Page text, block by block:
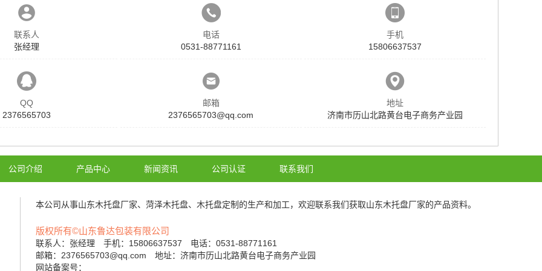
联系人
张经理
电话
0531-88771161
手机
15806637537
QQ
2376565703
邮箱
2376565703@qq.com
地址
济南市历山北路黄台电子商务产业园
公司介绍 产品中心 新闻资讯 公司认证 联系我们
本公司从事山东木托盘厂家、 菏泽木托盘、 木托盘定制 的生产和加工，欢迎联系我们获取山东木托盘厂家的产品资料。
版权所有©山东鲁达包装有限公司
联系人：张经理 手机：15806637537 电话：0531-88771161
邮箱：2376565703@qq.com 地址：济南市历山北路黄台电子商务产业园
网站备案号：